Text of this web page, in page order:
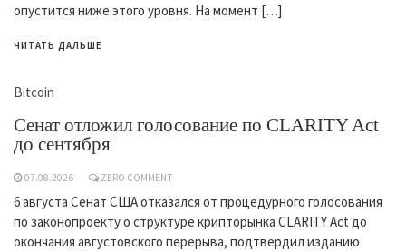
опустится ниже этого уровня. На момент […]
ЧИТАТЬ ДАЛЬШЕ
Bitcoin
Сенат отложил голосование по CLARITY Act
до сентября
07.08.2026 ZERO COMMENT
6 августа Сенат США отказался от процедурного голосования
по законопроекту о структуре крипторынка CLARITY Act до
окончания августовского перерыва, подтвердил изданию